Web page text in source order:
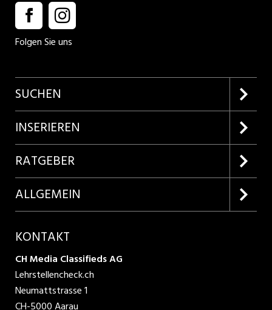
Folgen Sie uns
SUCHEN
Firmenprofile entdecken
Lehrstellen suchen
INSERIEREN
Kundenlogin
Inserieren
Produkte
RATGEBER
Lehrberufe entdecken
ALLGEMEIN
AGB
Datenschutzbestimmungen
KONTAKT
CH Media Classifieds AG
Lehrstellencheck.ch
Neumattstrasse 1
CH-5000 Aarau